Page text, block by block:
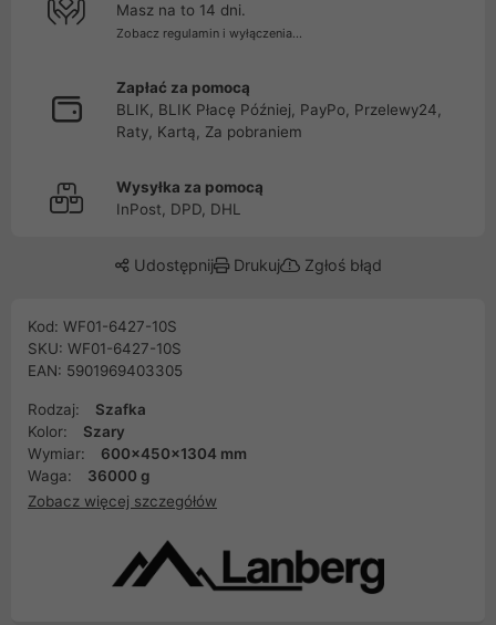
Masz na to 14 dni.
Zobacz regulamin i wyłączenia...
Zapłać za pomocą
BLIK, BLIK Płacę Później, PayPo, Przelewy24,
Raty, Kartą, Za pobraniem
Wysyłka za pomocą
InPost, DPD, DHL
Udostępnij Drukuj Zgłoś błąd
Kod: WF01-6427-10S
SKU: WF01-6427-10S
EAN: 5901969403305
Rodzaj:
Szafka
Kolor:
Szary
Wymiar:
600x450x1304 mm
Waga:
36000 g
Zobacz więcej szczegółów